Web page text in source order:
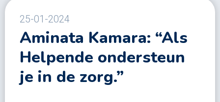
25-01-2024
Aminata Kamara: “Als
Helpende ondersteun
je in de zorg.”